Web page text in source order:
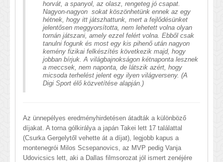
horvát, a spanyol, az olasz, rengeteg jó csapat.
Nagyon-nagyon sokat köszönhetünk ennek az egy
hétnek, hogy itt játszhattunk, mert a fejlődésünket
jelentősen meggyorsította, nem lehetett volna olyan
tornán játszani, amely ezzel felért volna. Ebből csak
tanulni fogunk és most egy kis pihenő után nagyon
kemény fizikai felkészítés következik majd, hogy
jobban bírjuk. A világbajnokságon kétnaponta lesznek
a meccsek, nem naponta, de látszik azért, hogy
micsoda terhelést jelent egy ilyen világverseny. (A
Digi Sport élő közvetítése alapján.)
Az ünnepélyes eredményhirdetésen átadták a különböző
díjakat. A torna gólkirálya a japán Takei lett 17 találattal
(Csurka Gergelytől vehette át a díjat), legjobb kapus a
montenegrói Milos Scsepanovics, az MVP pedig Vanja
Udovicsics lett, aki a Dallas filmsorozat jól ismert zenéjére